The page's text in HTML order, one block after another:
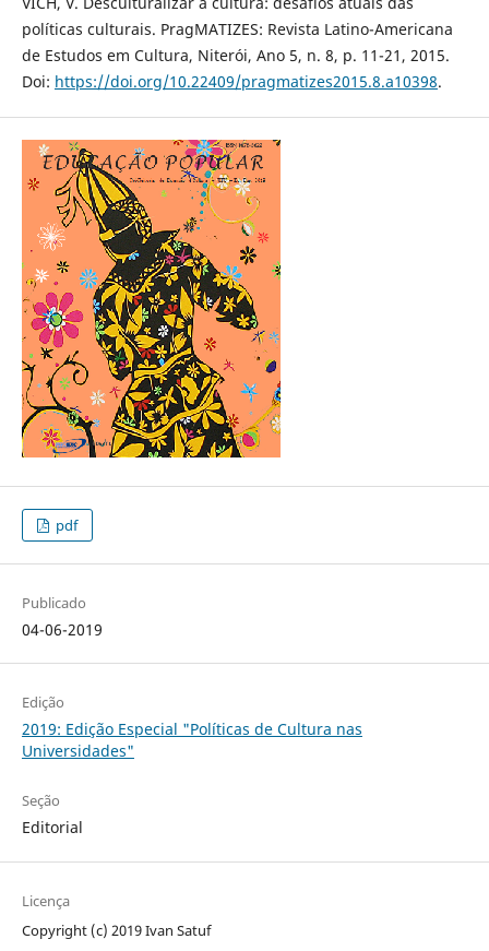
políticas culturais. PragMATIZES: Revista Latino-Americana
de Estudos em Cultura, Niterói, Ano 5, n. 8, p. 11-21, 2015.
Doi: https://doi.org/10.22409/pragmatizes2015.8.a10398.
pdf
Publicado
04-06-2019
Edição
2019: Edição Especial "Políticas de Cultura nas
Universidades"
Seção
Editorial
Licença
Copyright (c) 2019 Ivan Satuf